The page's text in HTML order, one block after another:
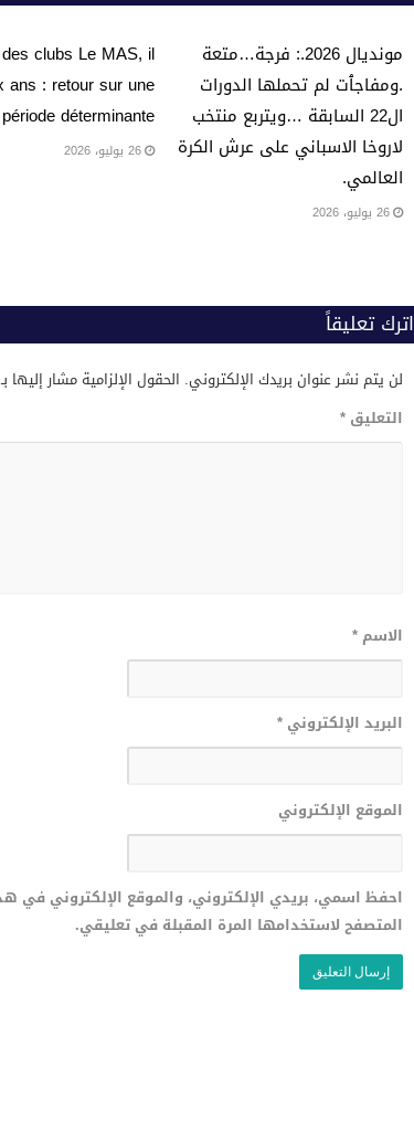
مونديال 2026.: فرجة…متعة
.ومفاجٱت لم تحملها الدورات
ال22 السابقة …ويتربع منتخب
لاروخا الاسباني على عرش الكرة
العالمي.
26 يوليو، 2026
clubs Le MAS, il
ans : retour sur une
période déterminante…
26 يوليو، 2026
اترك تعليقاً
لن يتم نشر عنوان بريدك الإلكتروني. الحقول الإلزامية مشار إليها بـ
التعليق *
الاسم *
البريد الإلكتروني *
الموقع الإلكتروني
احفظ اسمي، بريدي الإلكتروني، والموقع الإلكتروني في
المتصفح لاستخدامها المرة المقبلة في تعليقي.